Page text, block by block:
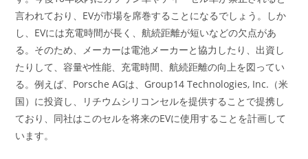
言われており、EVが市場を席巻することになるでしょう。しか
し、EVには充電時間が長く、航続距離が短いなどの欠点があ
る。そのため、メーカーは電池メーカーと協力したり、出資し
たりして、容量や性能、充電時間、航続距離の向上を図ってい
る。例えば、Porsche AGは、Group14 Technologies, Inc.（米
国）に投資し、リチウムシリコンセルを提供することで提携し
ており、同社はこのセルを将来のEVに使用することを計画して
います。